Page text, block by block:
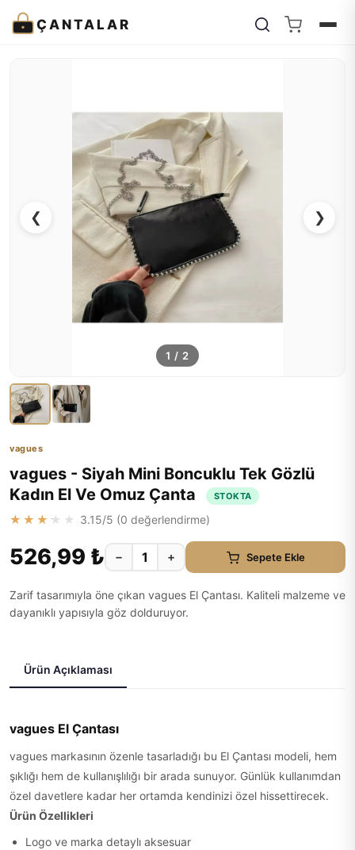
ÇANTALAR
❮ ❯
1 / 2
vagues
vagues - Siyah Mini Boncuklu Tek Gözlü
Kadın El Ve Omuz Çanta
STOKTA
★★★★★ 3.15/5 (0 değerlendirme)
526,99 ₺ − + Sepete Ekle
Zarif tasarımıyla öne çıkan vagues El Çantası. Kaliteli malzeme ve
dayanıklı yapısıyla göz dolduruyor.
Ürün Açıklaması
vagues El Çantası
vagues markasının özenle tasarladığı bu El Çantası modeli, hem
şıklığı hem de kullanışlılığı bir arada sunuyor. Günlük kullanımdan
özel davetlere kadar her ortamda kendinizi özel hissettirecek.
Ürün Özellikleri
Logo ve marka detaylı aksesuar